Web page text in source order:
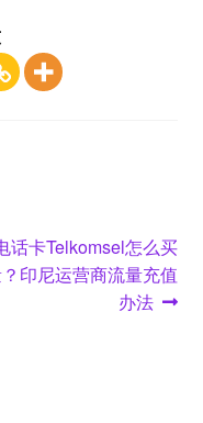
话卡Telkomsel怎么买
印尼运营商流量充值
办法